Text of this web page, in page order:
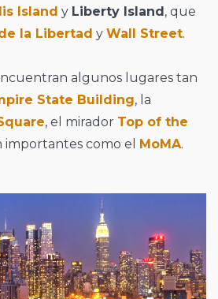
Island y Liberty Island , que
la Libertad y Wall Street.
algunos lugares tan
State Building, la
, el mirador Top of the
importantes como el MoMA.